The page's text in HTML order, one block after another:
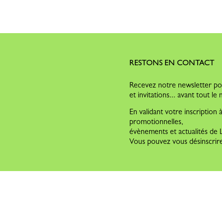
RESTONS EN CONTACT
Recevez notre newsletter
et invitations... avant tout le
En validant votre inscription
promotionnelles,
évènements et actualités
Vous pouvez vous